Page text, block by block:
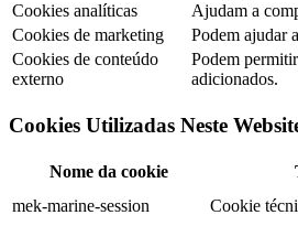
Cookies analíticas
Ajudam a
Cookies de marketing
Podem ajudar
Cookies de conteúdo
externo
Podem
adicionados.
Cookies Utilizadas Neste
Nome da cookie
mek-marine-session
Cookie